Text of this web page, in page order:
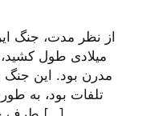
میلادی طول
مدرن بود. این جنگ
تلفات بود، به